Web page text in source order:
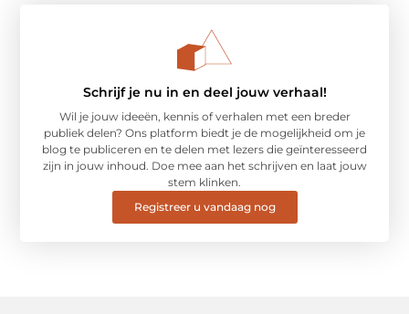
Schrijf je nu in en deel jouw verhaal!
Wil je jouw ideeën, kennis of verhalen met een breder
publiek delen? Ons platform biedt je de mogelijkheid om je
blog te publiceren en te delen met lezers die geïnteresseerd
zijn in jouw inhoud. Doe mee aan het schrijven en laat jouw
stem klinken.
Registreer u vandaag nog